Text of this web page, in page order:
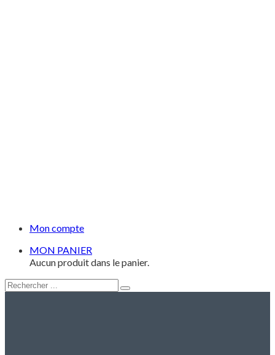
Mon compte
MON PANIER
Aucun produit dans le panier.